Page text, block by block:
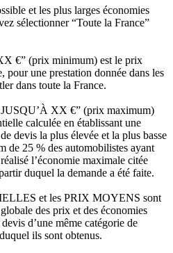
et les plus larges économies
sélectionner “Toute la France”
€” (prix minimum) est le prix
pour une prestation donnée dans les
dans toute la France.
XX €” (prix maximum)
calculée en établissant une
devis la plus élevée et la plus basse
de 25 % des automobilistes ayant
l’économie maximale citée
duquel la demande a été faite.
et les PRIX MOYENS sont
des prix et des économies
d’une même catégorie de
ils sont obtenus.